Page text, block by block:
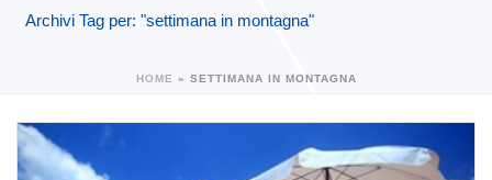
Archivi Tag per: "settimana in montagna"
HOME » SETTIMANA IN MONTAGNA